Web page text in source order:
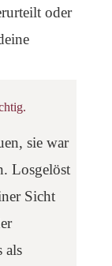
oder
sie war
Losgelöst
Sicht
als